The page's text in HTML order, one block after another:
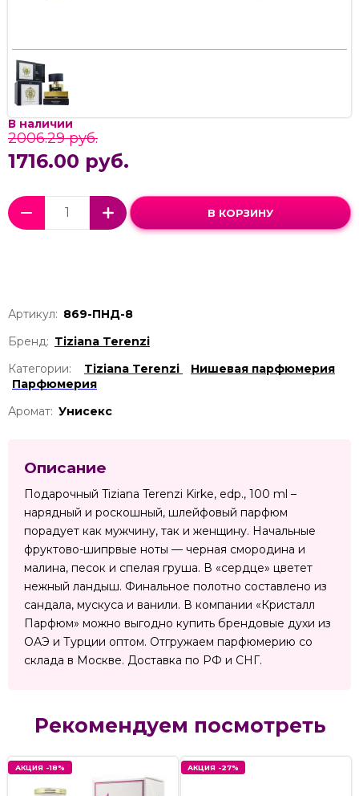
В наличии
2006.29 руб.
1716.00 руб.
В КОРЗИНУ
Артикул: 869-ПНД-8
Бренд: Tiziana Terenzi
Категории:
Tiziana Terenzi
Нишевая парфюмерия
Парфюмерия
Аромат: Унисекс
Описание
Подарочный Tiziana Terenzi Kirke, edp., 100 ml –
нарядный и роскошный, шлейфовый парфюм
порадует как мужчину, так и женщину. Начальные
фруктово-шипрвые ноты — черная смородина и
малина, песок и спелая груша. В «сердце» цветет
нежный ландыш. Финальное полотно составлено из
сандала, мускуса и ванили. В компании «Кристалл
Парфюм» можно выгодно купить брендовые духи из
ОАЭ и Турции оптом. Отгружаем парфюмерию со
склада в Москве. Доставка по РФ и СНГ.
Рекомендуем посмотреть
АКЦИЯ -18% АКЦИЯ -27%